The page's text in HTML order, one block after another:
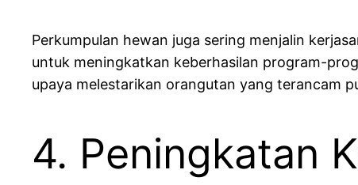
Perkumpulan hewan juga sering menjalin
untuk meningkatkan keberhasilan program-
upaya melestarikan orangutan yang terancam
4. Peningkatan